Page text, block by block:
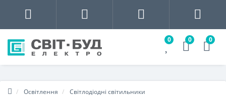
0 0 0
Освітлення Світлодіодні світильники